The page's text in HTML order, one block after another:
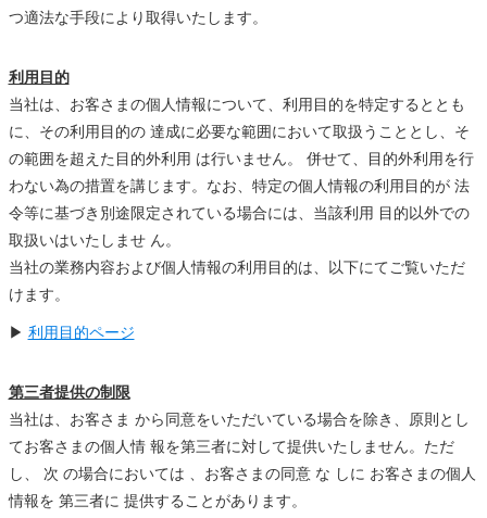
つ適法な手段により取得いたします。
利用目的
当社は、お客さまの個人情報について、利用目的を特定するととも
に、その利用目的の 達成に必要な範囲において取扱うこととし、そ
の範囲を超えた目的外利用 は行いません。 併せて、目的外利用を行
わない為の措置を講じます。なお、特定の個人情報の利用目的が 法
令等に基づき別途限定されている場合には、当該利用 目的以外での
取扱いはいたしませ ん。
当社の業務内容および個人情報の利用目的は、以下にてご覧いただ
けます。
▶ 利用目的ページ
第三者提供の制限
当社は、お客さま から同意をいただいている場合を除き、原則とし
てお客さまの個人情 報を第三者に対して提供いたしません。ただ
し、 次 の場合においては 、お客さまの同意 な しに お客さまの個人
情報を 第三者に 提供することがあります。